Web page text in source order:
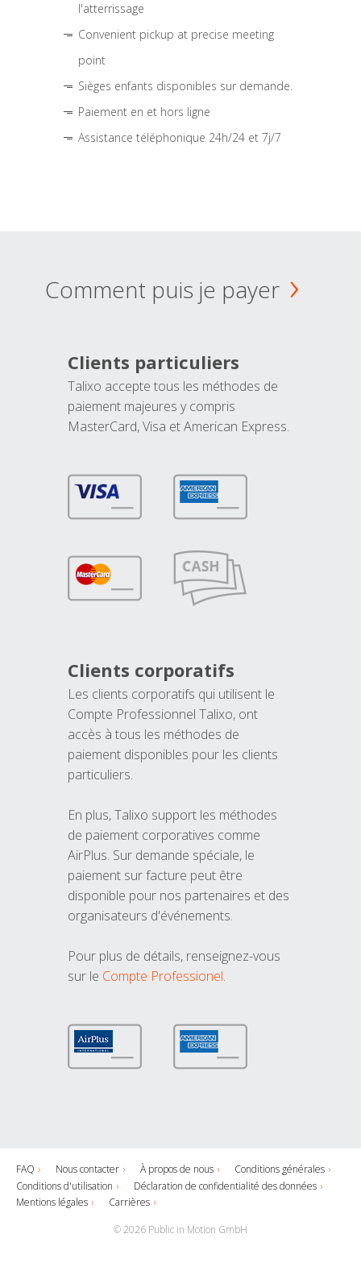
l'atterrissage
Convenient pickup at precise meeting
point
Sièges enfants disponibles sur demande.
Paiement en et hors ligne
Assistance téléphonique 24h/24 et 7j/7
Comment puis je payer
Clients particuliers
Talixo accepte tous les méthodes de
paiement majeures y compris
MasterCard, Visa et American Express.
Clients corporatifs
Les clients corporatifs qui utilisent le
Compte Professionnel Talixo, ont
accès à tous les méthodes de
paiement disponibles pour les clients
particuliers.
En plus, Talixo support les méthodes
de paiement corporatives comme
AirPlus. Sur demande spéciale, le
paiement sur facture peut être
disponible pour nos partenaires et des
organisateurs d'événements.
Pour plus de détails, renseignez-vous
sur le Compte Professionel.
FAQ Nous contacter À propos de nous
Conditions générales
Conditions d'utilisation
Déclaration de confidentialité des données
Mentions légales
Carrières
© 2026 Public in Motion GmbH